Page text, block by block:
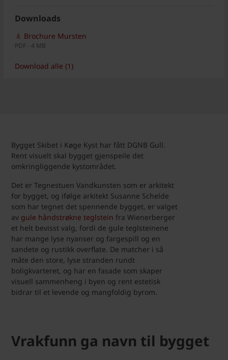
Downloads
Brochure Mursten
PDF - 4 MB
Download alle (1)
Bygget Skibet i Køge Kyst har fått DGNB Gull.
Rent visuelt skal bygget gjenspeile det
omkringliggende kystområdet.
Det er Tegnestuen Vandkunsten som er arkitekt
for bygget, og ifølge arkitekt Susanne Schelde
som har tegnet det spennende bygget, er valget
av gule håndstrøkne teglstein fra Wienerberger
et helt bevisst valg, fordi de gule teglsteinene
har mange lyse nyanser og fargespill og en
sandete og rustikk overflate. De matcher i så
måte den store, lyse stranden rundt
boligkvarteret, og har en fasade som skaper
visuell sammenheng i byen og rent estetisk
bidrar til et levende og mangfoldig byrom.
Vrakfunn ga navn til bygget